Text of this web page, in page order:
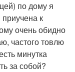
по дому я
к
очень обидно
частого товлю
минутка
за собой?